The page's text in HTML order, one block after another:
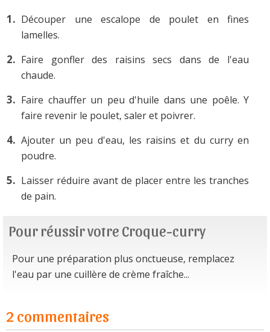
Découper une escalope de poulet en fines
lamelles.
Faire gonfler des raisins secs dans de l'eau
chaude.
Faire chauffer un peu d'huile dans une poêle. Y
faire revenir le poulet, saler et poivrer.
Ajouter un peu d'eau, les raisins et du curry en
poudre.
Laisser réduire avant de placer entre les tranches
de pain.
Pour réussir votre Croque-curry
Pour une préparation plus onctueuse, remplacez
l'eau par une cuillère de crème fraîche...
2 commentaires